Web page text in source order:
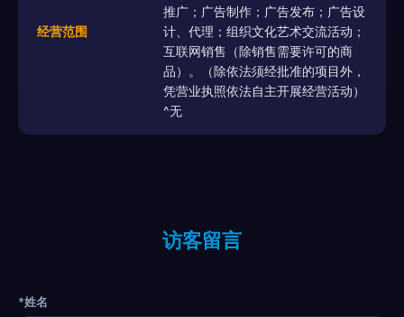
经营范围
推广；广告制作；广告发布；广告设
计、代理；组织文化艺术交流活动；
互联网销售（除销售需要许可的商
品）。（除依法须经批准的项目外，
凭营业执照依法自主开展经营活动）
^无
访客留言
*姓名